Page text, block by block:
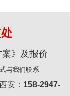
》及报价
与我们联系
安： 158-2947-